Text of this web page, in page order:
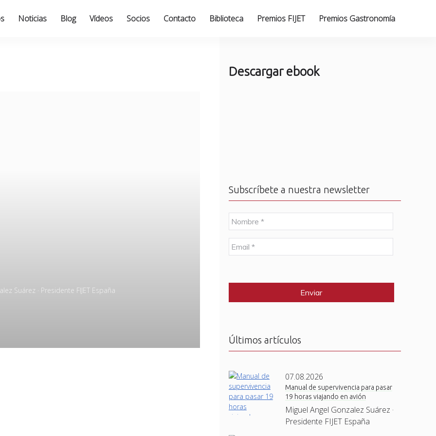
Noticias Blog Vídeos Socios Contacto Biblioteca Premios FIJET Premios Gastronomía
Suárez · Presidente FIJET España
Descargar ebook
Subscríbete a nuestra newsletter
N
o
m
b
r
E
m
l
Últimos artículos
07.08.2026
Manual de supervivencia para pasar
19 horas viajando en avión
Miguel Angel Gonzalez Suárez ·
Presidente FIJET España